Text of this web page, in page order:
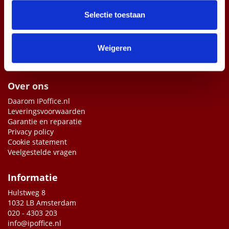
partners kunnen deze gegevens combineren met andere
Selectie toestaan
Weigeren
Over ons
Daarom IPoffice.nl
Leveringsvoorwaarden
Garantie en reparatie
Privacy policy
Cookie statement
Veelgestelde vragen
Informatie
Hulstweg 8
1032 LB Amsterdam
020 - 4303 203
info@ipoffice.nl